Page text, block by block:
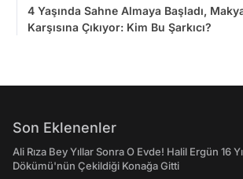
4 Yaşında Sahne Almaya Başladı,
Karşısına Çıkıyor: Kim Bu Şarkıcı?
Son Eklenenler
Ali Rıza Bey Yıllar Sonra O Evde! Halil Ergün 16
Dökümü'nün Çekildiği Konağa Gitti